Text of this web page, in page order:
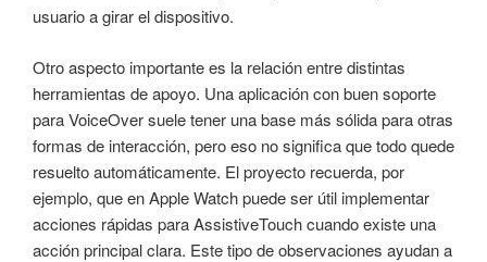
usuario a girar el dispositivo.
Otro aspecto importante es la relación entre distintas
herramientas de apoyo. Una aplicación con buen soporte
para VoiceOver suele tener una base más sólida para otras
formas de interacción, pero eso no significa que todo quede
resuelto automáticamente. El proyecto recuerda, por
ejemplo, que en Apple Watch puede ser útil implementar
acciones rápidas para AssistiveTouch cuando existe una
acción principal clara. Este tipo de observaciones ayudan a